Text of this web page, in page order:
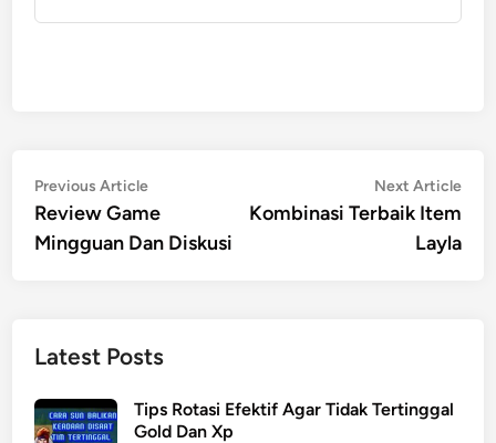
Post
navigation
Previous ArticlePrevious
article:
Review Game
Mingguan Dan Diskusi
Next Article
Kombinasi Terbaik Item
Layla
Latest Posts
Tips Rotasi Efektif Agar Tidak Tertinggal
Gold Dan Xp